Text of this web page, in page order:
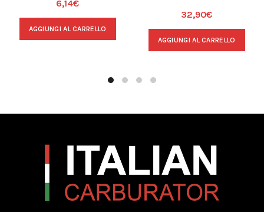
6,14€
AGGIUNGI AL CARRELLO
32,90€
AGGIUNGI AL CARRELLO